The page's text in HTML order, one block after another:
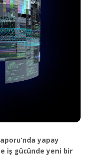
yapay
iş gücünde yeni bir